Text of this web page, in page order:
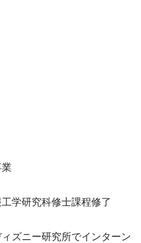
学研究科修士課程修了
ズニー研究所でインターン